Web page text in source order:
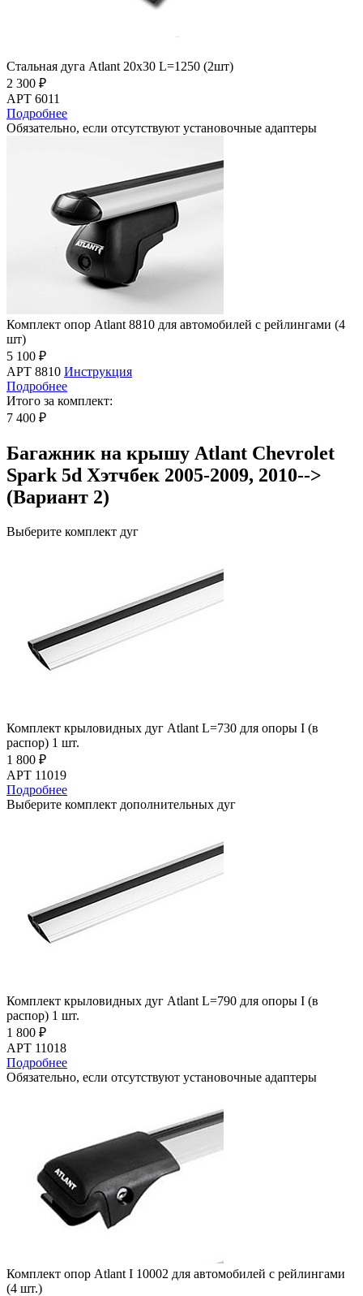
Стальная дуга Atlant 20х30 L=1250 (2шт)
2 300 ₽
АРТ 6011
Подробнее
Обязательно, если отсутствуют установочные адаптеры
Комплект опор Atlant 8810 для автомобилей с рейлингами (4
шт)
5 100 ₽
АРТ 8810 Инструкция
Подробнее
Итого за комплект:
7 400 ₽
Багажник на крышу Atlant Chevrolet
Spark 5d Хэтчбек 2005-2009, 2010-->
(Вариант 2)
Выберите комплект дуг
Комплект крыловидных дуг Atlant L=730 для опоры I (в
распор) 1 шт.
1 800 ₽
АРТ 11019
Подробнее
Выберите комплект дополнительных дуг
Комплект крыловидных дуг Atlant L=790 для опоры I (в
распор) 1 шт.
1 800 ₽
АРТ 11018
Подробнее
Обязательно, если отсутствуют установочные адаптеры
Комплект опор Atlant I 10002 для автомобилей с рейлингами
(4 шт.)